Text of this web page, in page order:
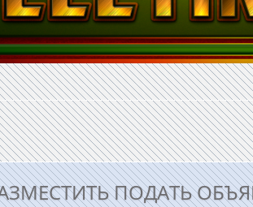
РАЗМЕСТИТЬ ПОДАТЬ